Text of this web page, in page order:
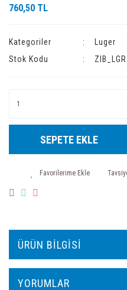
760,50 TL
Kategoriler
Luger
Stok Kodu
SEPETE EKLE
ÜRÜN BILGISI
YORUMLAR